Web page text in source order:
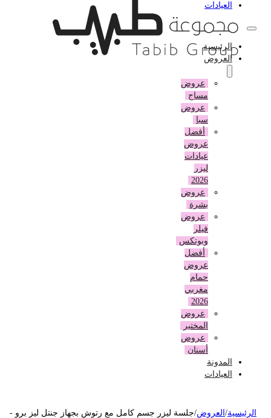
العيادات
الرئيسية
العروض
عروض
مساج
عروض
أفضل
عروض
عيادات
عروض
بشرة
عروض
وبوتكس
أفضل
عروض
حمام
مغربي
عروض
المختبر
عروض
أسنان
المدونة
العيادات
/العروض جلسة ليزر جسم كامل مع رتوش بجهاز جنتل ليز برو -